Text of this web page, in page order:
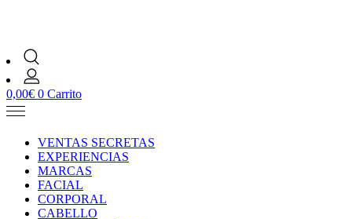
0,00€ 0 Carrito
VENTAS SECRETAS
EXPERIENCIAS
MARCAS
FACIAL
CORPORAL
CABELLO